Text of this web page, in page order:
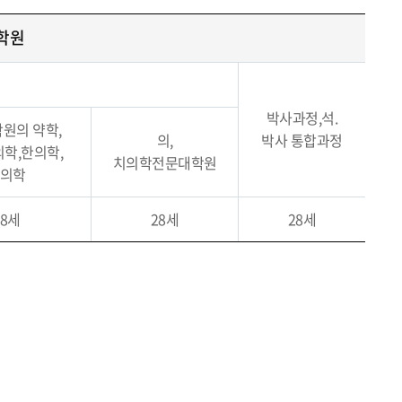
원
박사과정,석.
박사 통합과정
의 약학,
학,한의학,
학
의,
치의학전문대학원
세 28세 28세